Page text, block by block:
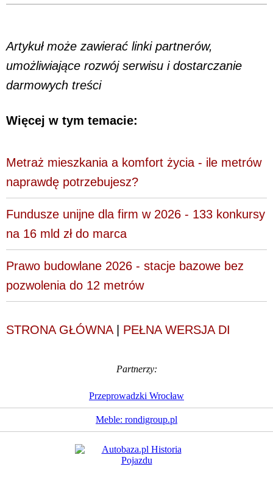
Artykuł może zawierać linki partnerów,
umożliwiające rozwój serwisu i dostarczanie
darmowych treści
Więcej w tym temacie:
Metraż mieszkania a komfort życia - ile metrów
naprawdę potrzebujesz?
Fundusze unijne dla firm w 2026 - 133 konkursy
na 16 mld zł do marca
Prawo budowlane 2026 - stacje bazowe bez
pozwolenia do 12 metrów
STRONA GŁÓWNA| PEŁNA WERSJA DI
Partnerzy:
Przeprowadzki Wrocław
Meble: rondigroup.pl